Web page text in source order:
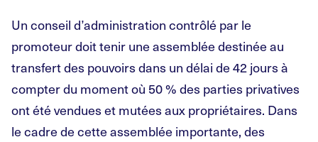
Un conseil d’administration contrôlé par le
promoteur doit tenir une assemblée destinée au
transfert des pouvoirs dans un délai de 42 jours à
compter du moment où 50 % des parties privatives
ont été vendues et mutées aux propriétaires. Dans
le cadre de cette assemblée importante, des